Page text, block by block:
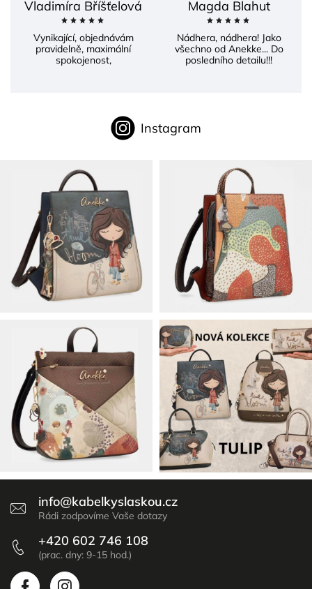
Vladimíra Bříšťelová
Vynikající, objednávám
pravidelně, maximální
spokojenost,
Magda Blahut
Nádhera, nádhera! Jako
všechno od Anekke... Do
posledního detailu!!!
Instagram
info@kabelkyslaskou.cz
+420 602 746 108